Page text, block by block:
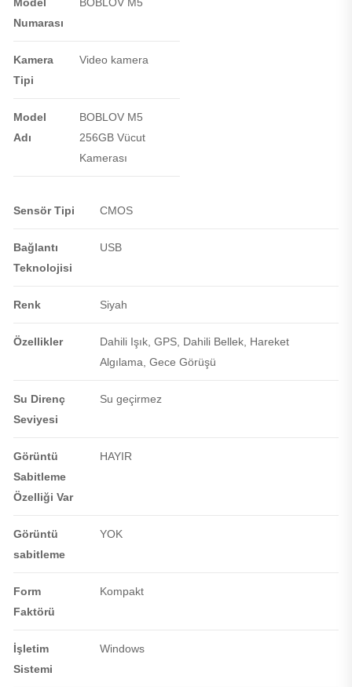
Numarası
Kamera
Tipi
Video kamera
Model
Adı
BOBLOV M5
256GB Vücut
Kamerası
Sensör Tipi CMOS
Bağlantı
Teknolojisi
USB
Renk Siyah
Özellikler
Dahili Işık, GPS, Dahili Bellek, Hareket
Algılama, Gece Görüşü
Su Direnç
Seviyesi
Su geçirmez
Görüntü
Sabitleme
Özelliği Var
HAYIR
Görüntü
sabitleme
YOK
Form
Faktörü
Kompakt
İşletim
Sistemi
Windows